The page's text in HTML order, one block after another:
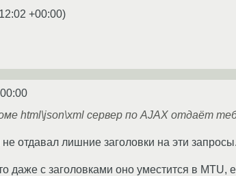
+00:00)
html\json\xml сервер по AJAX отдаёт
отдавал лишние заголовки на эти
даже с заголовками оно уместится в